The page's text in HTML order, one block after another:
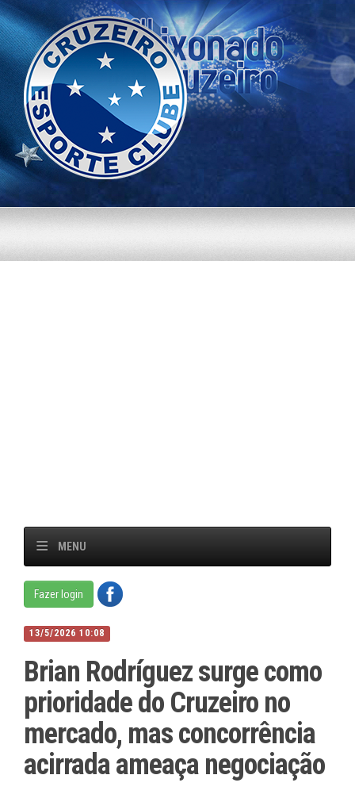
MENU
Fazer login
13/5/2026 10:08
Brian Rodríguez surge como
prioridade do Cruzeiro no
mercado, mas concorrência
acirrada ameaça negociação